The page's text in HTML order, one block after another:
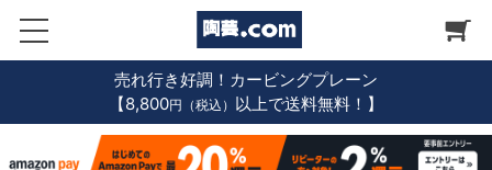
売れ行き好調！カービングプレーン
【8,800円（税込） 以上で送料無料！】